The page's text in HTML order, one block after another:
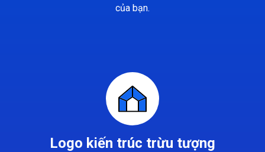
của bạn.
Logo kiến trúc trừu tượng